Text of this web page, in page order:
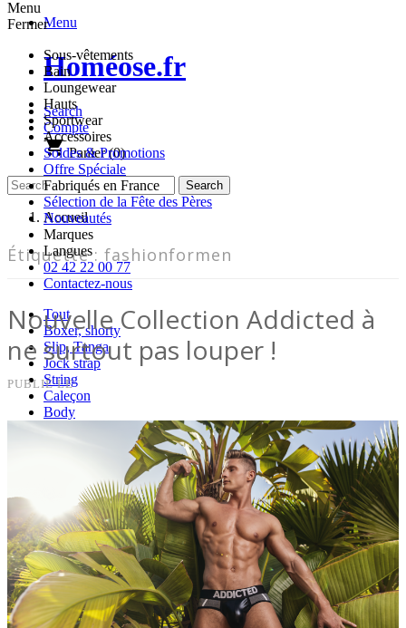
Menu
Homéose.fr
Search
Compte
shopping_cart Panier (0)
Menu
Fermer
Sous-vêtements
Bain
Loungewear
Hauts
Sportwear
Accessoires
Soldes & Promotions
Offre Spéciale
Fabriqués en France
Sélection de la Fête des Pères
Nouveautés
Marques
Langues
02 42 22 00 77
Contactez-nous
Tout
Boxer, shorty
Slip, Tanga
Jock strap
String
Caleçon
Body
Caleçon long
Effet push-up
Grandes Tailles
Tout
Boxer, shorty de bain
Slip de bain
Accessoire de bain
Short de bain
Accueil
Étiquette : fashionformen
Nouvelle Collection Addicted à
ne surtout pas louper !
PUBLIÉ LE